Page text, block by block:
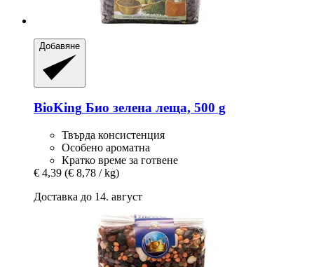
Добавяне
BioKing Био зелена леща, 500 g
Твърда консистенция
Особено ароматна
Кратко време за готвене
€ 4,39 (€ 8,78 / kg)
Доставка до 14. август